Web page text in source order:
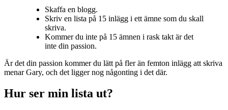
Skaffa en blogg.
Skriv en lista på 15 inlägg i ett ämne som du skall
skriva.
Kommer du inte på 15 ämnen i rask takt är det
inte din passion.
Är det din passion kommer du lätt på fler än femton inlägg att skriva
menar Gary, och det ligger nog någonting i det där.
Hur ser min lista ut?